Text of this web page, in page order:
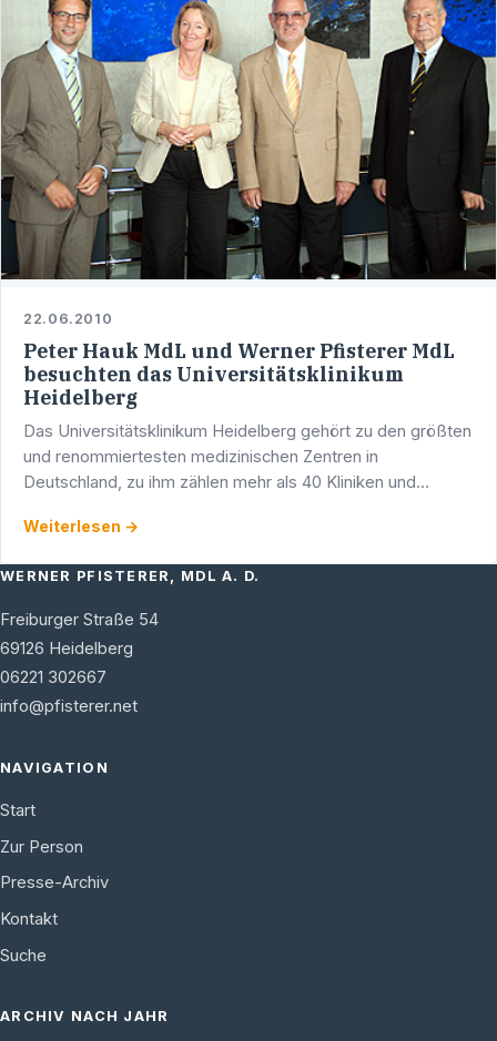
22.06.2010
Peter Hauk MdL und Werner Pfisterer MdL
besuchten das Universitätsklinikum
Heidelberg
Das Universitätsklinikum Heidelberg gehört zu den größten
und renommiertesten medizinischen Zentren in
Deutschland, zu ihm zählen mehr als 40 Kliniken und
Patienten …
Weiterlesen →
WERNER PFISTERER, MDL A. D.
Freiburger Straße 54
69126 Heidelberg
06221 302667
info@pfisterer.net
NAVIGATION
Start
Zur Person
Presse-Archiv
Kontakt
Suche
ARCHIV NACH JAHR